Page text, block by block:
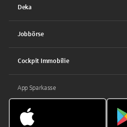
Deka
Jobbörse
Cockpit Immobilie
App Sparkasse